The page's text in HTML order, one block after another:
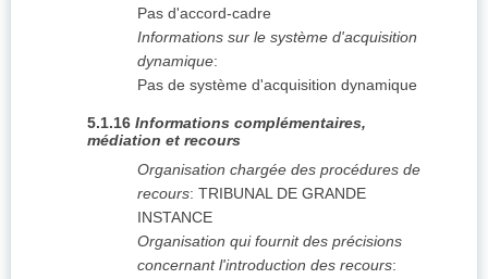
Pas d'accord-cadre
Informations sur le système d'acquisition
dynamique:
Pas de système d'acquisition dynamique
5.1.16 Informations complémentaires,
médiation et recours
Organisation chargée des procédures de
recours: TRIBUNAL DE GRANDE
INSTANCE
Organisation qui fournit des précisions
concernant l'introduction des recours: